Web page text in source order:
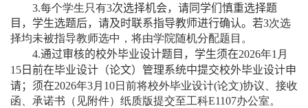
3.每个学生只有3次选择机会，请同学们慎重选择题
目，学生选题后，请及时联系指导教师进行确认。 若3次选
择均未被指导教师选中，将由学院随机分配题目。
4.通过审核的校外毕业设计题目， 学生须在2026年1 月
15 日前在毕业设计（论文）管理系统中提交校外毕业设计申
请； 须在2026年3月 10日前将校外毕业设计(论文)协议、接收
函、承诺书（见附件）纸质版提交至工科E1107办公室。